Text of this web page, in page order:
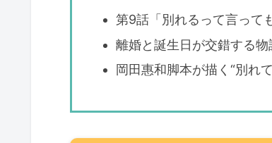
第9話「別れるって言って
離婚と誕生日が交錯する
岡田惠和脚本が描く“別れ